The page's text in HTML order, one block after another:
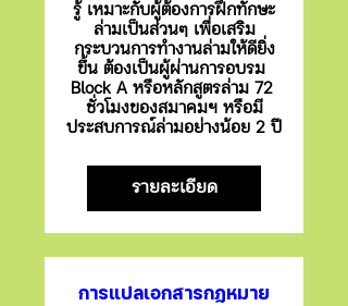
รู้ เหมาะกับผู้ต้องการฝึกทักษะ
ล่ามเป็นส่วนๆ เพื่อเสริม
กระบวนการทำงานล่ามให้ดียิ่ง
ขึ้น ต้องเป็นผู้ผ่านการอบรม
Block A หรือหลักสูตรล่าม 72
ชั่วโมงของสมาคมฯ หรือมี
รายละเอียด
การแปลเอกสารกฏหมาย